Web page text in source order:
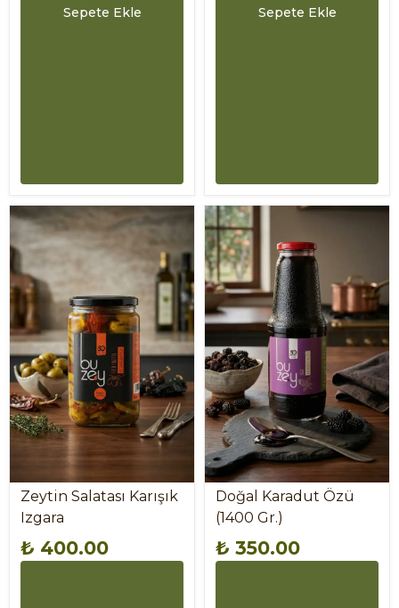
Sepete Ekle Sepete Ekle
Zeytin Salatası Karışık
Izgara
₺ 400.00
Doğal Karadut Özü
(1400 Gr.)
₺ 350.00